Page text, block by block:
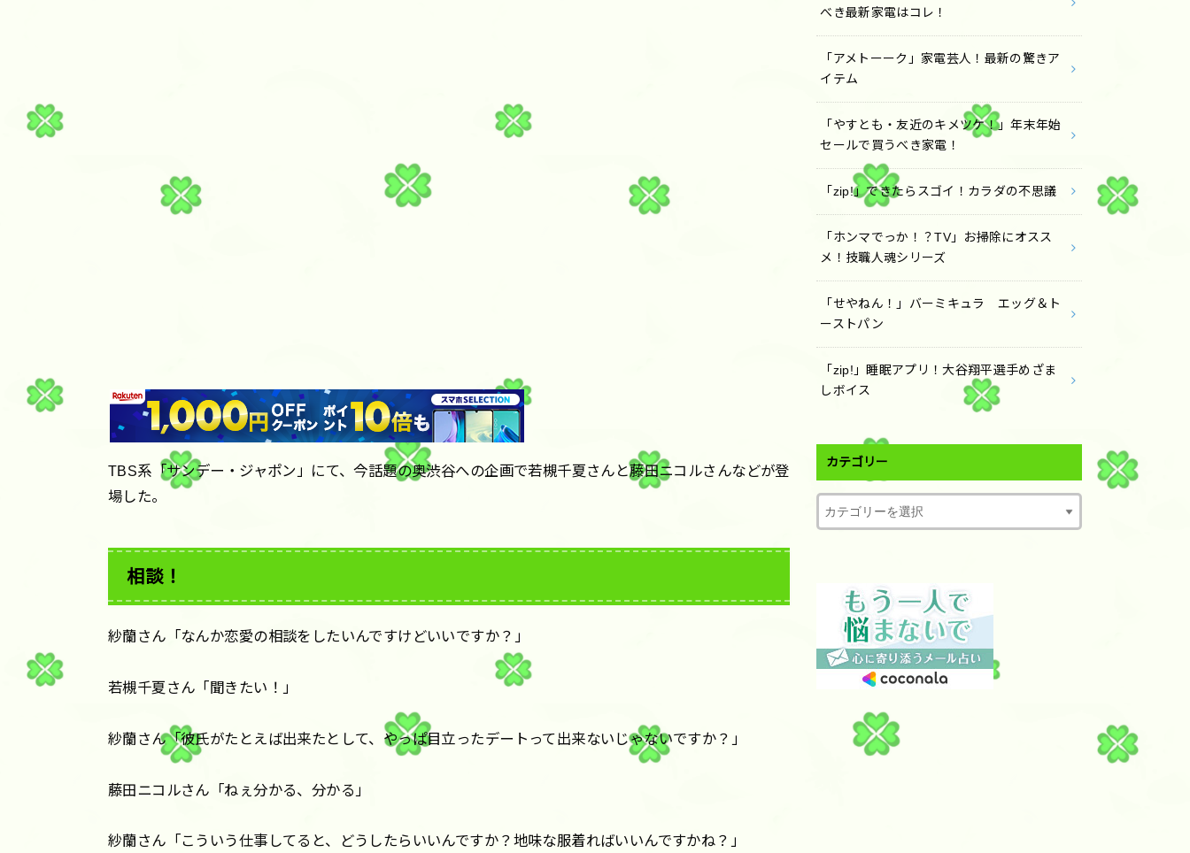
TBS系「サンデー・ジャポン」にて、今話題の奥渋谷への企画で若槻千夏さんと藤田ニコルさんなどが登
場した。
相談！
紗蘭さん「なんか恋愛の相談をしたいんですけどいいですか？」
若槻千夏さん「聞きたい！」
紗蘭さん「彼氏がたとえば出来たとして、やっぱ目立ったデートって出来ないじゃないですか？」
藤田ニコルさん「ねぇ分かる、分かる」
紗蘭さん「こういう仕事してると、どうしたらいいんですか？地味な服着ればいいんですかね？」
べき最新家電はコレ！
「アメトーーク」家電芸人！最新の驚きア
イテム
「やすとも・友近のキメツケ！」年末年始
セールで買うべき家電！
「zip!」できたらスゴイ！カラダの不思議
「ホンマでっか！？TV」お掃除にオスス
メ！技職人魂シリーズ
「せやねん！」バーミキュラ エッグ＆ト
ーストパン
「zip!」睡眠アプリ！大谷翔平選手めざま
しボイス
カテゴリー